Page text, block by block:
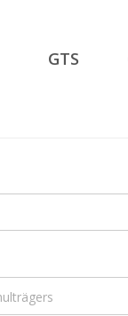
GTS